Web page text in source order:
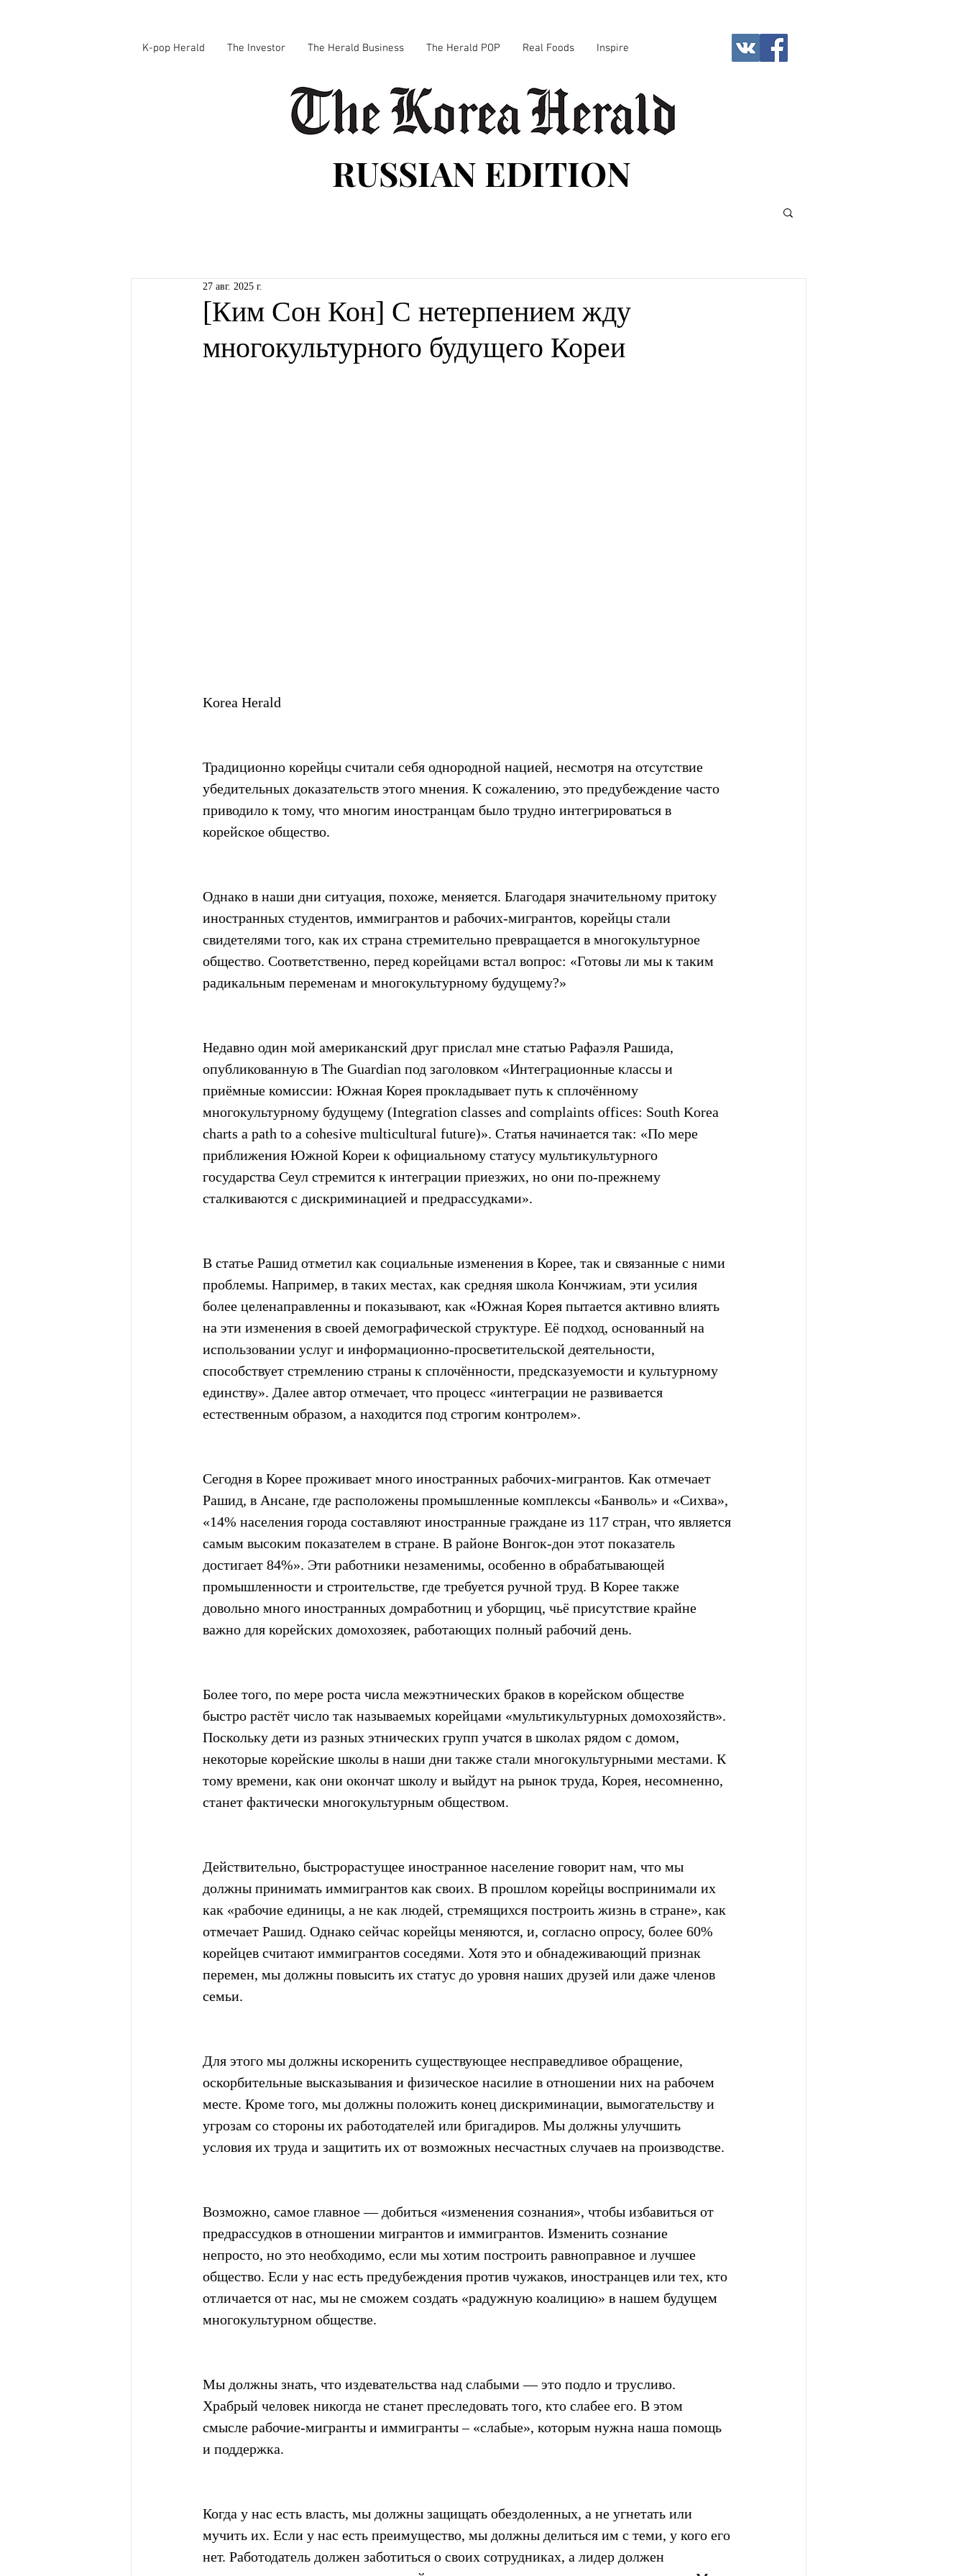
K-pop Herald The Investor The Herald Business The Herald POP Real Foods Inspire
RUSSIAN EDITION
[Ким Сон Кон] С нетерпением жду
многокультурного будущего Кореи
27 авг. 2025 г.
Korea Herald
Традиционно корейцы считали себя однородной нацией, несмотря на отсутствие
убедительных доказательств этого мнения. К сожалению, это предубеждение часто
приводило к тому, что многим иностранцам было трудно интегрироваться в
корейское общество.
Однако в наши дни ситуация, похоже, меняется. Благодаря значительному притоку
иностранных студентов, иммигрантов и рабочих-мигрантов, корейцы стали
свидетелями того, как их страна стремительно превращается в многокультурное
общество. Соответственно, перед корейцами встал вопрос: «Готовы ли мы к таким
радикальным переменам и многокультурному будущему?»
Недавно один мой американский друг прислал мне статью Рафаэля Рашида,
опубликованную в The Guardian под заголовком «Интеграционные классы и
приёмные комиссии: Южная Корея прокладывает путь к сплочённому
многокультурному будущему (Integration classes and complaints offices: South Korea
charts a path to a cohesive multicultural future)». Статья начинается так: «По мере
приближения Южной Кореи к официальному статусу мультикультурного
государства Сеул стремится к интеграции приезжих, но они по-прежнему
сталкиваются с дискриминацией и предрассудками».
В статье Рашид отметил как социальные изменения в Корее, так и связанные с ними
проблемы. Например, в таких местах, как средняя школа Кончжиам, эти усилия
более целенаправленны и показывают, как «Южная Корея пытается активно влиять
на эти изменения в своей демографической структуре. Её подход, основанный на
использовании услуг и информационно-просветительской деятельности,
способствует стремлению страны к сплочённости, предсказуемости и культурному
единству». Далее автор отмечает, что процесс «интеграции не развивается
естественным образом, а находится под строгим контролем».
Сегодня в Корее проживает много иностранных рабочих-мигрантов. Как отмечает
Рашид, в Ансане, где расположены промышленные комплексы «Банволь» и «Сихва»,
«14% населения города составляют иностранные граждане из 117 стран, что является
самым высоким показателем в стране. В районе Вонгок-дон этот показатель
достигает 84%». Эти работники незаменимы, особенно в обрабатывающей
промышленности и строительстве, где требуется ручной труд. В Корее также
довольно много иностранных домработниц и уборщиц, чьё присутствие крайне
важно для корейских домохозяек, работающих полный рабочий день.
Более того, по мере роста числа межэтнических браков в корейском обществе
быстро растёт число так называемых корейцами «мультикультурных домохозяйств».
Поскольку дети из разных этнических групп учатся в школах рядом с домом,
некоторые корейские школы в наши дни также стали многокультурными местами. К
тому времени, как они окончат школу и выйдут на рынок труда, Корея, несомненно,
станет фактически многокультурным обществом.
Действительно, быстрорастущее иностранное население говорит нам, что мы
должны принимать иммигрантов как своих. В прошлом корейцы воспринимали их
как «рабочие единицы, а не как людей, стремящихся построить жизнь в стране», как
отмечает Рашид. Однако сейчас корейцы меняются, и, согласно опросу, более 60%
корейцев считают иммигрантов соседями. Хотя это и обнадеживающий признак
перемен, мы должны повысить их статус до уровня наших друзей или даже членов
семьи.
Для этого мы должны искоренить существующее несправедливое обращение,
оскорбительные высказывания и физическое насилие в отношении них на рабочем
месте. Кроме того, мы должны положить конец дискриминации, вымогательству и
угрозам со стороны их работодателей или бригадиров. Мы должны улучшить
условия их труда и защитить их от возможных несчастных случаев на производстве.
Возможно, самое главное — добиться «изменения сознания», чтобы избавиться от
предрассудков в отношении мигрантов и иммигрантов. Изменить сознание
непросто, но это необходимо, если мы хотим построить равноправное и лучшее
общество. Если у нас есть предубеждения против чужаков, иностранцев или тех, кто
отличается от нас, мы не сможем создать «радужную коалицию» в нашем будущем
многокультурном обществе.
Мы должны знать, что издевательства над слабыми — это подло и трусливо.
Храбрый человек никогда не станет преследовать того, кто слабее его. В этом
смысле рабочие-мигранты и иммигранты – «слабые», которым нужна наша помощь
и поддержка.
Когда у нас есть власть, мы должны защищать обездоленных, а не угнетать или
мучить их. Если у нас есть преимущество, мы должны делиться им с теми, у кого его
нет. Работодатель должен заботиться о своих сотрудниках, а лидер должен